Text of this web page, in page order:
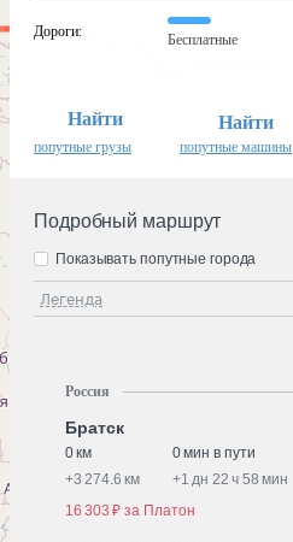
Дороги:
Бесплатные
Найти
попутные грузы
Найти
попутные машины
Подробный маршрут
Легенда
Показывать попутные города
Россия
Братск
0 км
0 мин в пути
+3 274.6 км +1 дн 22 ч 58 мин
16 303 ₽ за Платон